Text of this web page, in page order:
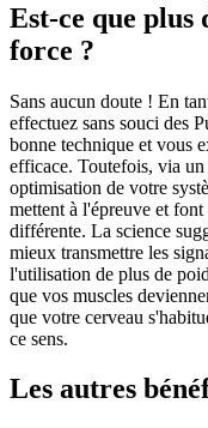
Est-ce que plus
force ?
Sans aucun doute ! En
effectuez sans souci des
bonne technique et vous
efficace. Toutefois, via
optimisation de votre
mettent à l'épreuve et
différente. La science
mieux transmettre les
l'utilisation de plus de
que vos muscles
que votre cerveau
ce sens.
Les autres